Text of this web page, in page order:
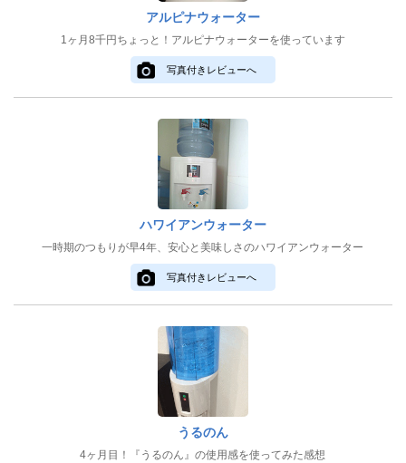
アルピナウォーター
1ヶ月8千円ちょっと！アルピナウォーターを使っています
写真付きレビューへ
ハワイアンウォーター
一時期のつもりが早4年、安心と美味しさのハワイアンウォーター
写真付きレビューへ
うるのん
4ヶ月目！『うるのん』の使用感を使ってみた感想